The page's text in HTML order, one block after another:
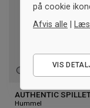
AUTHENTIC
Hummel
på cookie
Afvis alle | Læs
Statistiske
VIS